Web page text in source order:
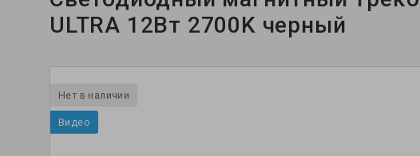
ULTRA 12Вт 2700K черный
Нет в наличии
Видео